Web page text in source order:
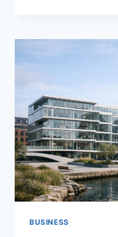
2026
OG
DEBAT
OM
BUSINESS